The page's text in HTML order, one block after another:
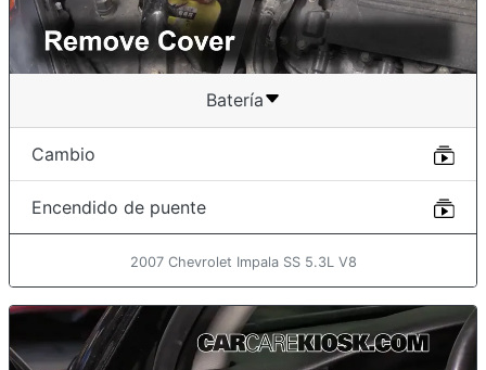
Batería
Cambio
Encendido de puente
2007 Chevrolet Impala SS 5.3L V8